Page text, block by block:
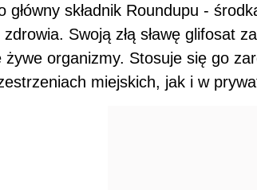
główny składnik Roundupu -
zdrowia. Swoją złą sławę glifosat
żywe organizmy. Stosuje się go
miejskich, jak i w